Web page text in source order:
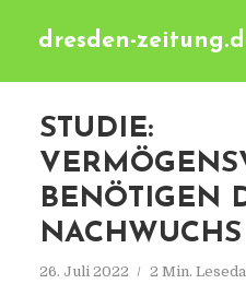
dresden-
STUDIE:
BENÖTIGEN
NACHWUCHS
26. Juli 2022 2 Min.